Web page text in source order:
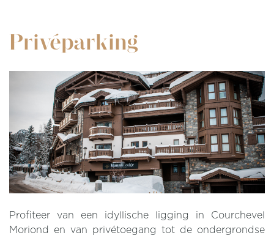
Privéparking
Profiteer van een idyllische ligging in Courchevel
Moriond en van privétoegang tot de ondergrondse